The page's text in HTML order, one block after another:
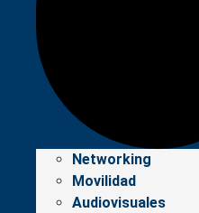
Networking
Movilidad
Audiovisuales